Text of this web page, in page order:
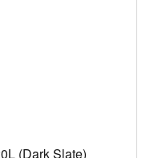
(Dark Slate)